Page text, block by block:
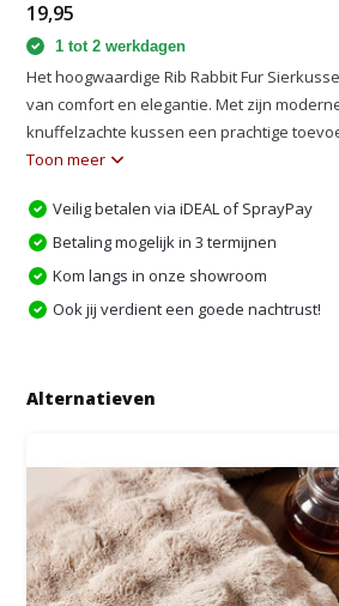
19,95
1 tot 2 werkdagen
Het hoogwaardige Rib Rabbit Fur
van comfort en elegantie. Met zijn
knuffelzachte kussen een prachtige
Toon meer
Veilig betalen via iDEAL of SprayPay
Betaling mogelijk in 3 termijnen
Kom langs in onze showroom
Ook jij verdient een goede nachtrust!
Alternatieven